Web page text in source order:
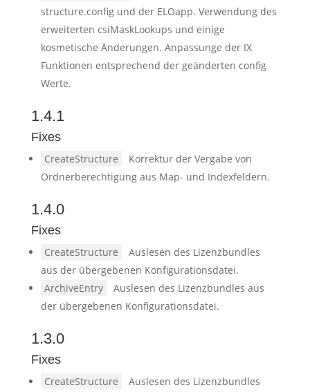
structure.config und der ELOapp. Verwendung des
erweiterten csiMaskLookups und einige
kosmetische Änderungen. Anpassunge der IX
Funktionen entsprechend der geänderten config
Werte.
1.4.1
Fixes
CreateStructure
Korrektur der Vergabe von
Ordnerberechtigung aus Map- und Indexfeldern.
1.4.0
Fixes
CreateStructure
Auslesen des Lizenzbundles
aus der übergebenen Konfigurationsdatei.
ArchiveEntry
Auslesen des Lizenzbundles aus
der übergebenen Konfigurationsdatei.
1.3.0
Fixes
CreateStructure
Auslesen des Lizenzbundles